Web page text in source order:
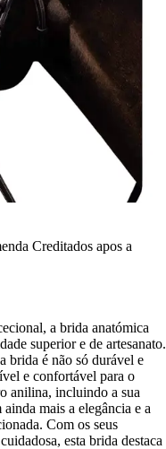
Creditados apos a
a brida anatómica
superior e de artesanato.
brida é não só durável e
e confortável para o
anilina, incluindo a sua
mais a elegância e a
Com os seus
esta brida destaca